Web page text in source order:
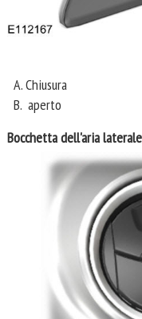
A. Chiusura
B. aperto
Bocchetta dell'aria laterale